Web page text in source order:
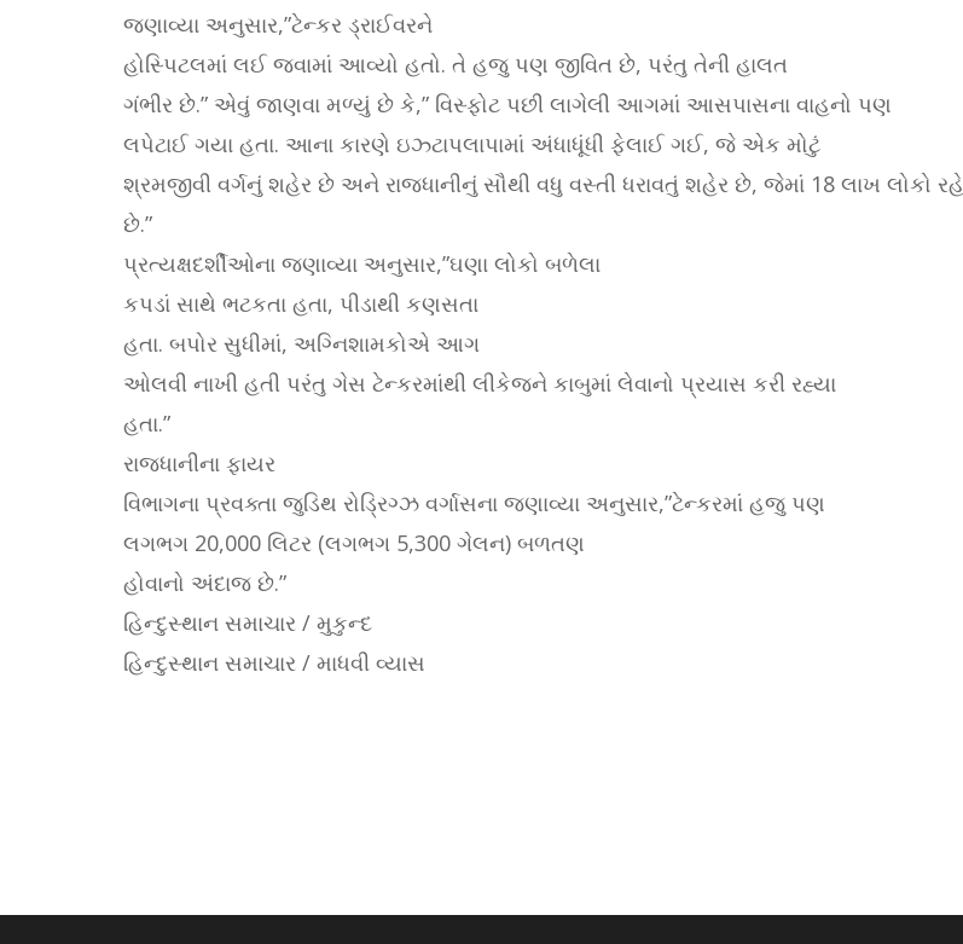
જણાવ્યા અનુસાર,”ટેન્કર ડ્રાઈવરને
હોસ્પિટલમાં લઈ જવામાં આવ્યો હતો. તે હજુ પણ જીવિત છે, પરંતુ તેની હાલત
ગંભીર છે.” એવું જાણવા મળ્યું છે કે,” વિસ્ફોટ પછી લાગેલી આગમાં આસપાસના વાહનો પણ
લપેટાઈ ગયા હતા. આના કારણે ઇઝ્ટાપલાપામાં અંધાધૂંધી ફેલાઈ ગઈ, જે એક મોટું
શ્રમજીવી વર્ગનું શહેર છે અને રાજધાનીનું સૌથી વધુ વસ્તી ધરાવતું શહેર છે, જેમાં 18 લાખ લોકો રહે
છે.”
પ્રત્યક્ષદર્શીઓના જણાવ્યા અનુસાર,”ઘણા લોકો બળેલા
કપડાં સાથે ભટકતા હતા, પીડાથી કણસતા
હતા. બપોર સુધીમાં, અગ્નિશામકોએ આગ
ઓલવી નાખી હતી પરંતુ ગેસ ટેન્કરમાંથી લીકેજને કાબુમાં લેવાનો પ્રયાસ કરી રહ્યા
હતા.”
રાજધાનીના ફાયર
વિભાગના પ્રવક્તા જુડિથ રોડ્રિગ્ઝ વર્ગાસના જણાવ્યા અનુસાર,”ટેન્કરમાં હજુ પણ
લગભગ 20,000 લિટર (લગભગ 5,300 ગેલન) બળતણ
હોવાનો અંદાજ છે.”
હિન્દુસ્થાન સમાચાર / મુકુન્દ
હિન્દુસ્થાન સમાચાર / માધવી વ્યાસ